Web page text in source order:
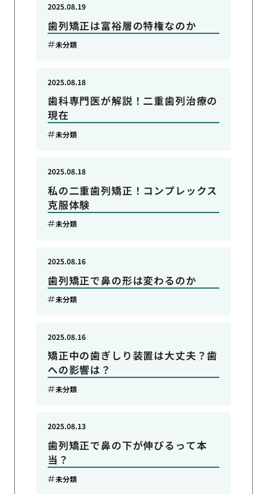
歯列矯正は富裕層の特権なのか
2025.08.19
未分類
歯科専門医が解説！二重歯列治療の
現在
2025.08.18
未分類
私の二重歯列矯正！コンプレックス
克服体験
2025.08.18
未分類
歯列矯正で鼻の形は変わるのか
2025.08.16
未分類
矯正中の歯ぎしり装置は大丈夫？歯
への影響は？
2025.08.16
未分類
歯列矯正で鼻の下が伸びるって本
当？
2025.08.13
未分類